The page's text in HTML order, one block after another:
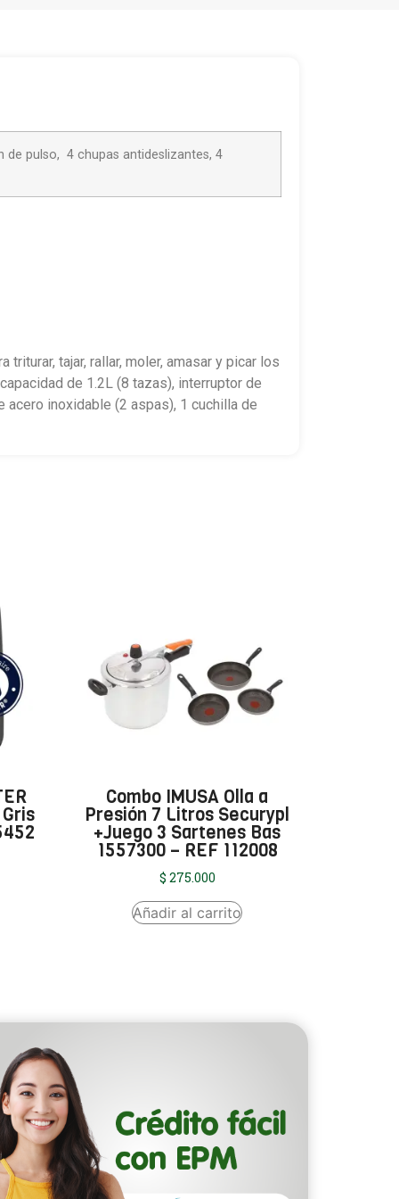
de pulso, 4 chupas antideslizantes, 4
tajar, rallar, moler, amasar y picar los
de 1.2L (8 tazas), interruptor de
inoxidable (2 aspas), 1 cuchilla de
Combo IMUSA Olla a
Presión 7 Litros Securypl
+Juego 3 Sartenes Bas
1557300 – REF 112008
$ 275.000
Añadir al carrito